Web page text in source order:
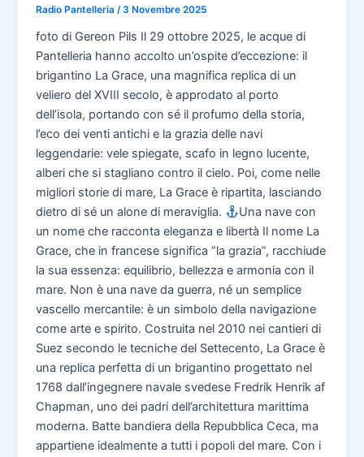
Radio Pantelleria/3 Novembre 2025
foto di Gereon Pils Il 29 ottobre 2025, le acque di
Pantelleria hanno accolto un’ospite d’eccezione: il
brigantino La Grace, una magnifica replica di un
veliero del XVIII secolo, è approdato al porto
dell’isola, portando con sé il profumo della storia,
l’eco dei venti antichi e la grazia delle navi
leggendarie: vele spiegate, scafo in legno lucente,
alberi che si stagliano contro il cielo. Poi, come nelle
migliori storie di mare, La Grace è ripartita, lasciando
dietro di sé un alone di meraviglia.
Una nave con
un nome che racconta eleganza e libertà Il nome La
Grace, che in francese significa “la grazia”, racchiude
la sua essenza: equilibrio, bellezza e armonia con il
mare. Non è una nave da guerra, né un semplice
vascello mercantile: è un simbolo della navigazione
come arte e spirito. Costruita nel 2010 nei cantieri di
Suez secondo le tecniche del Settecento, La Grace è
una replica perfetta di un brigantino progettato nel
1768 dall’ingegnere navale svedese Fredrik Henrik af
Chapman, uno dei padri dell’architettura marittima
moderna. Batte bandiera della Repubblica Ceca, ma
appartiene idealmente a tutti i popoli del mare. Con i